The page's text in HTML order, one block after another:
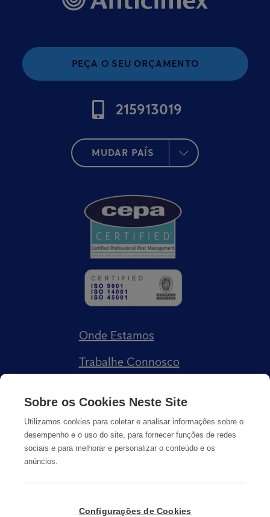
PEÇA O SEU ORÇAMENTO
215913019
MUDAR PAÍS
Onde Estamos
Trabalhe Connosco
Informação Legal
Sobre os Cookies Neste Site
Utilizamos cookies para coletar e analisar informações sobre o
desempenho e o uso do site, para fornecer funções de redes
sociais e para melhorar e personalizar o conteúdo e os
anúncios.
Configurações de Cookies